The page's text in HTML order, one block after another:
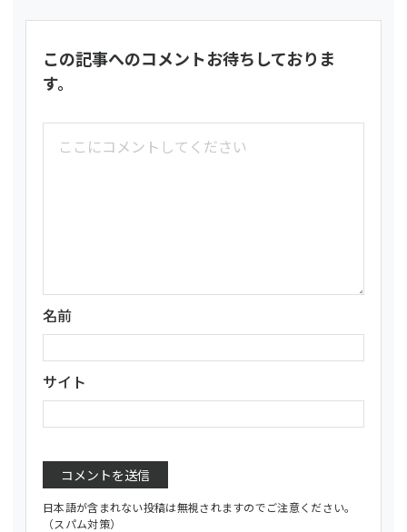
この記事へのコメントお待ちしておりま
す。
名前
サイト
日本語が含まれない投稿は無視されますのでご注意ください。
（スパム対策）